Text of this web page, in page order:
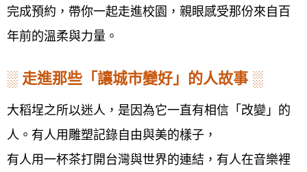
完成預約，帶你一起走進校園，親眼感受那份來自百
年前的溫柔與力量。
░ 走進那些「讓城市變好」的人故事 ░
大稻埕之所以迷人，是因為它一直有相信「改變」的
人。有人用雕塑記錄自由與美的樣子，
有人用一杯茶打開台灣與世界的連結，有人在音樂裡